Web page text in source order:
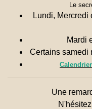
Le
Lundi, Mercredi
Mardi
Certains samedi
Une